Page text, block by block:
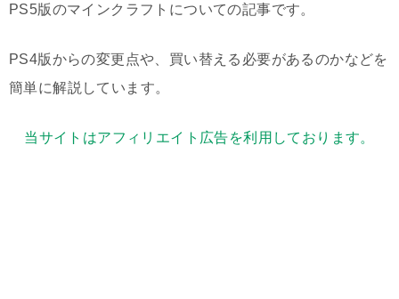
PS5版のマインクラフトについての記事です。
PS4版からの変更点や、買い替える必要があるのかなどを
簡単に解説しています。
当サイトはアフィリエイト広告を利用しております。